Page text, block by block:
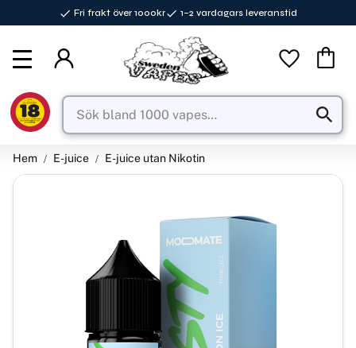
Fri frakt över 1000kr 1–2 vardagars leveranstid
Favoriter
Hem E-juice E-juice utan Nikotin